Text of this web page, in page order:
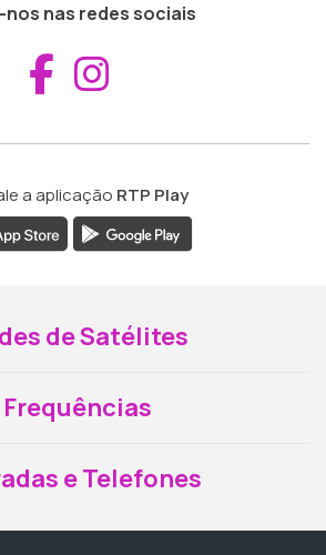
nos nas redes sociais
Aceder ao
a aplicação RTP Play
de Satélites
Frequências
e Telefones